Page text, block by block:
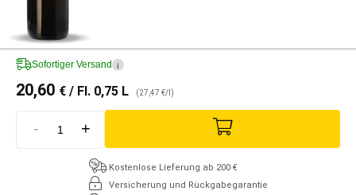
Sofortiger Versand i
20,60 € / Fl. 0,75 L (27,47 €/l)
- +
Kostenlose Lieferung ab 200 €
Versicherung und Rückgabegarantie